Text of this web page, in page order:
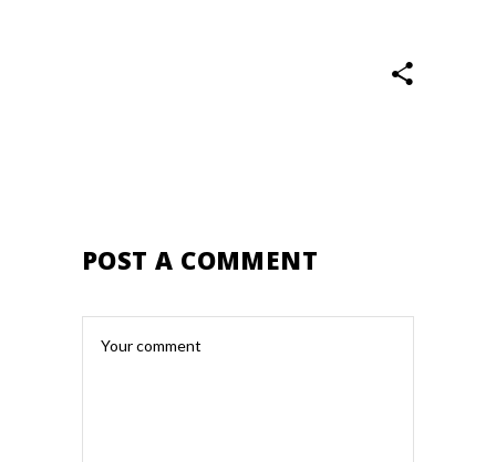
POST A COMMENT